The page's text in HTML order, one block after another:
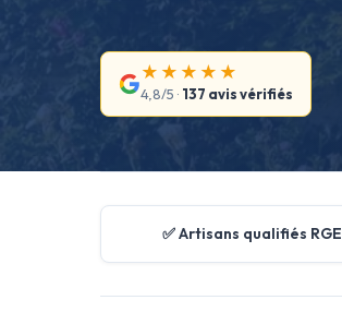
★★★★★
4,8/5 · 137 avis vérifiés
✅ Artisans qualifiés RGE